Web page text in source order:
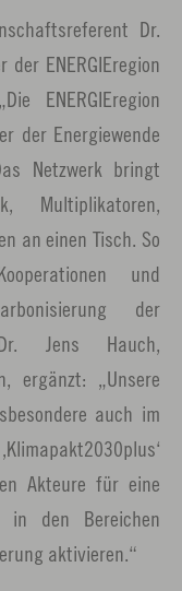
Dr.
ENERGIEregion
ENERGIEregion
der Energiewende
Netzwerk bringt
Multiplikatoren,
an einen Tisch. So
und
der
Jens Hauch,
ergänzt: „Unsere
auch im
Akteure für eine
in den Bereichen
aktivieren.“